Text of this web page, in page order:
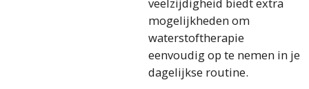
mogelijkheden om
waterstoftherapie
eenvoudig op te nemen in je
dagelijkse routine.